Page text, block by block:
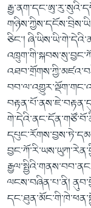
ཅིང་།
ལངས་བཞིན་པ་ནི།